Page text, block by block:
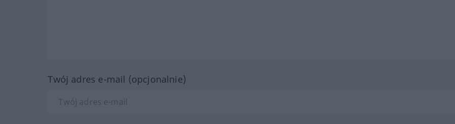
Twój adres e-mail (opcjonalnie)